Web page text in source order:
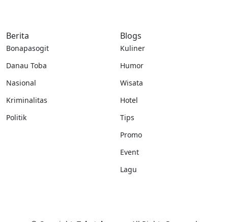
Berita
Bonapasogit
Danau Toba
Nasional
Kriminalitas
Politik
Blogs
Kuliner
Humor
Wisata
Hotel
Tips
Promo
Event
Lagu